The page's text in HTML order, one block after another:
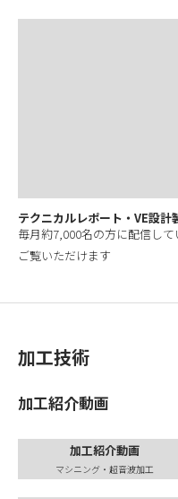
テクニカルレポート・VE設計
毎月約7,000名の方に配信し
ご覧いただけます
加工技術
加工紹介動画
加工紹介動画
マシニング・超音波加工